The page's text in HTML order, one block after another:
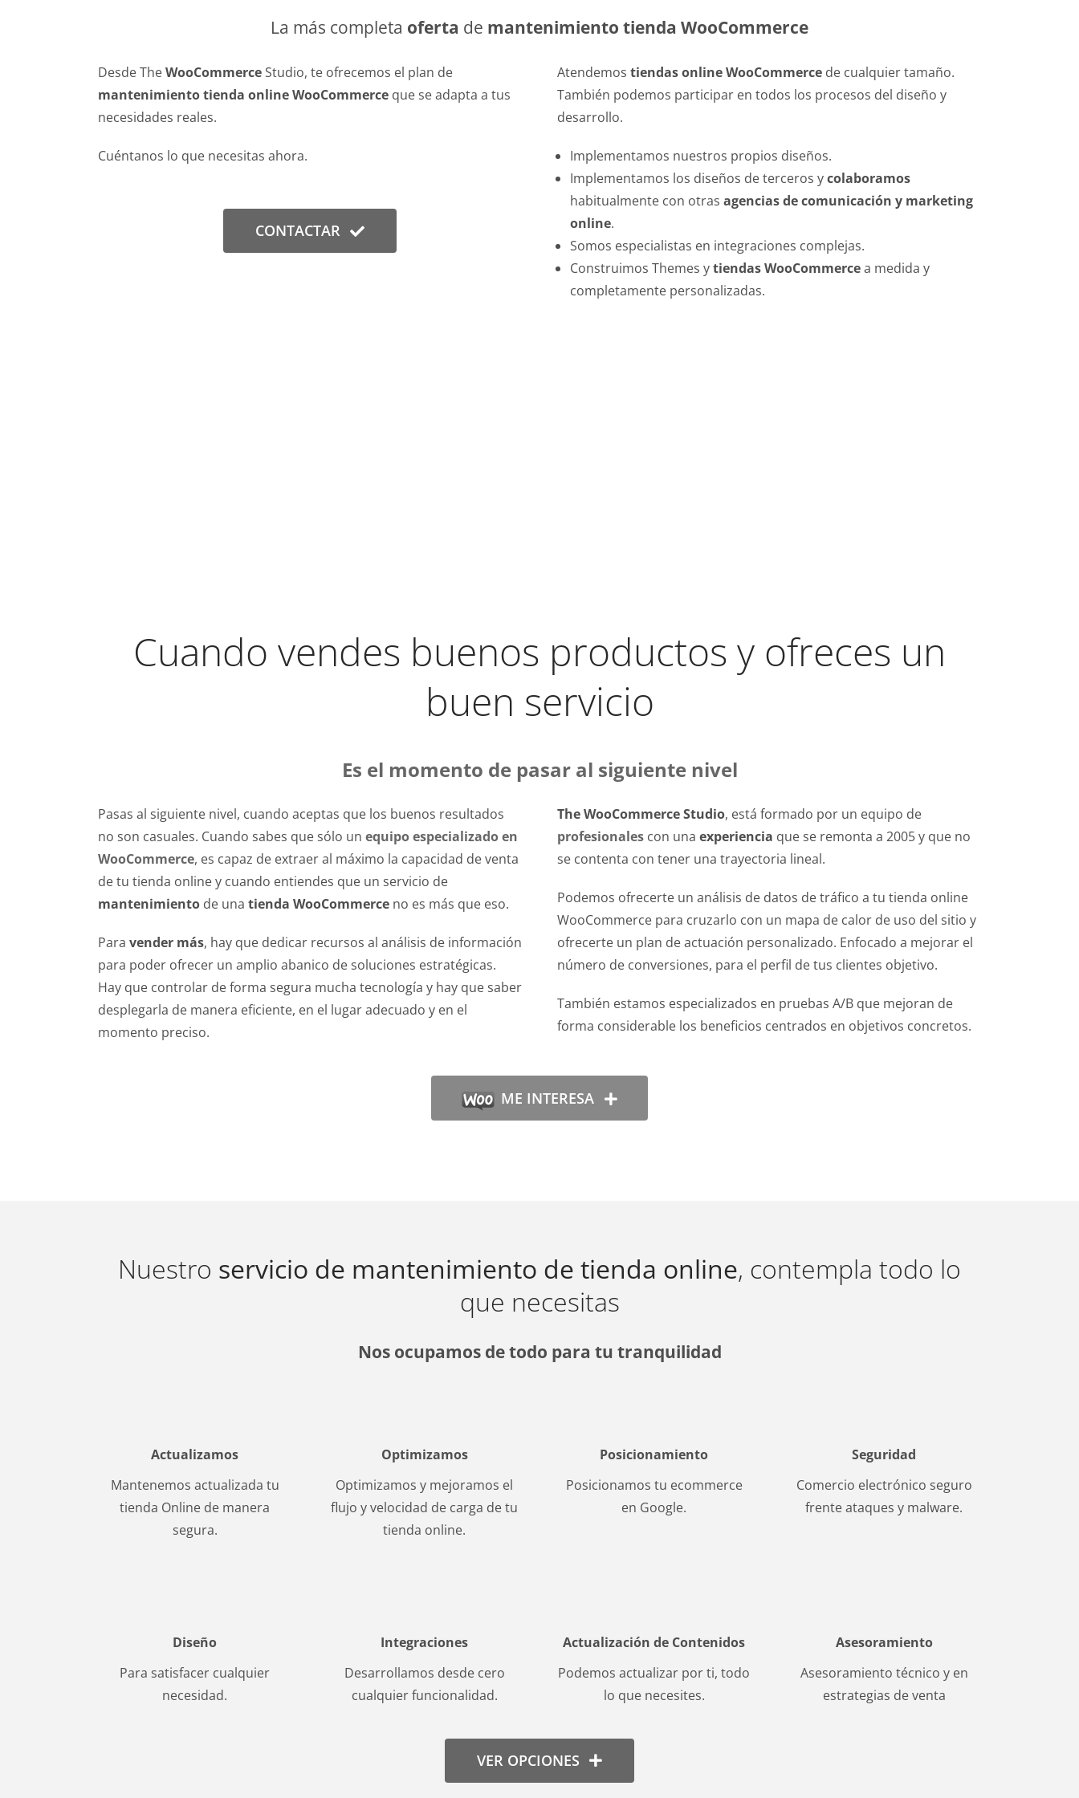
La más completa oferta de mantenimiento tienda WooCommerce
Desde TheWooCommerceStudio, te ofrecemos el plan de
mantenimiento tienda online WooCommerceque se adapta a tus
necesidades reales.
Cuéntanos lo que necesitas ahora.
CONTACTAR
Atendemos tiendas online WooCommercede cualquier tamaño.
También podemos participar en todos los procesos del diseño y
desarrollo.
Implementamos nuestros propios diseños.
Implementamos los diseños de terceros ycolaboramos
habitualmente con otras agencias de comunicación y marketing
online.
Somos especialistas en integraciones complejas.
Construimos Themes ytiendas WooCommercea medida y
completamente personalizadas.
Cuando vendes buenos productos y ofreces un
buen servicio
Es el momento de pasar al siguiente nivel
Pasas al siguiente nivel, cuando aceptas que los buenos resultados
no son casuales. Cuando sabes que sólo un equipo especializado en
WooCommerce, es capaz de extraer al máximo la capacidad de venta
de tu tienda online y cuando entiendes que un servicio de
mantenimientode una tienda WooCommerceno es más que eso.
Para vender más, hay que dedicar recursos al análisis de información
para poder ofrecer un amplio abanico de soluciones estratégicas.
Hay que controlar de forma segura mucha tecnología y hay que saber
desplegarla de manera eficiente, en el lugar adecuado y en el
momento preciso.
The WooCommerce Studio, está formado por un equipo de
profesionales con una experiencia que se remonta a 2005 y que no
se contenta con tener una trayectoria lineal.
Podemos ofrecerte un análisis de datos de tráfico a tu tienda online
WooCommerce para cruzarlo con un mapa de calor de uso del sitio y
ofrecerte un plan de actuación personalizado. Enfocado a mejorar el
número de conversiones, para el perfil de tus clientes objetivo.
También estamos especializados en pruebas A/B que mejoran de
forma considerable los beneficios centrados en objetivos concretos.
ME INTERESA
Nuestro servicio de mantenimiento de tienda online, contempla todo lo
que necesitas
Nos ocupamos de todo para tu tranquilidad
Actualizamos
Mantenemos actualizada tu
tienda Online de manera
segura.
Optimizamos
Optimizamos y mejoramos el
flujo y velocidad de carga de tu
tienda online.
Posicionamiento
Posicionamos tu ecommerce
en Google.
Seguridad
Comercio electrónico seguro
frente ataques y malware.
Diseño
Para satisfacer cualquier
necesidad.
Integraciones
Desarrollamos desde cero
cualquier funcionalidad.
Actualización de Contenidos
Podemos actualizar por ti, todo
lo que necesites.
Asesoramiento
Asesoramiento técnico y en
estrategias de venta
VER OPCIONES